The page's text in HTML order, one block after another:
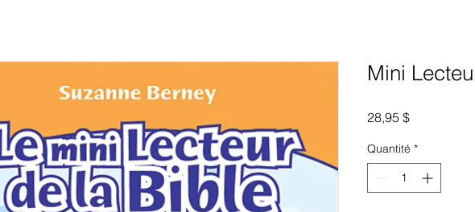
Mini
28,95 $Prix
Quantité *